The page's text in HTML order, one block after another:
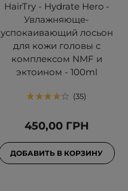
HairTry - Hydrate Hero -
Увлажняюще-
успокаивающий лосьон
для кожи головы с
комплексом NMF и
эктоином - 100ml
35
450,00 ГРН
ДОБАВИТЬ В КОРЗИНУ